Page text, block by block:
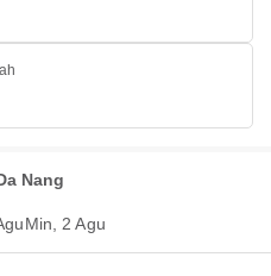
Nang
Min, 2 Agu